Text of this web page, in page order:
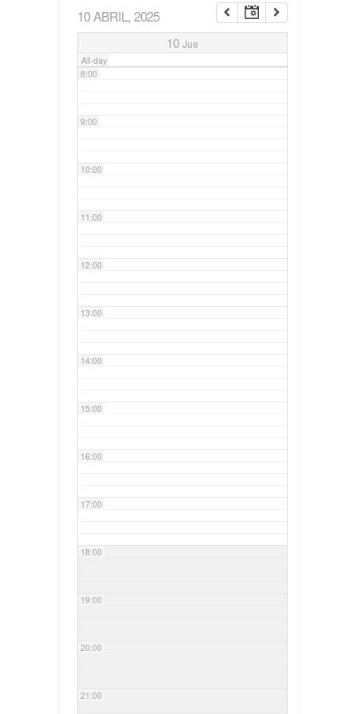
10 ABRIL, 2025
10 Jue
All-day
7:00
8:00
9:00
10:00
11:00
12:00
13:00
14:00
15:00
16:00
17:00
18:00
19:00
20:00
21:00